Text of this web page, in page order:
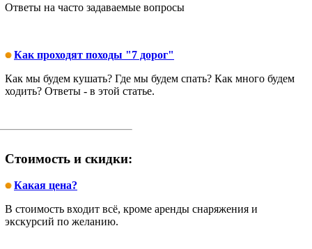
Ответы на часто задаваемые вопросы
Как проходят походы "7 дорог"
Как мы будем кушать? Где мы будем спать? Как много будем
ходить? Ответы - в этой статье.
Стоимость и скидки:
Какая цена?
В стоимость входит всё, кроме аренды снаряжения и
экскурсий по желанию.